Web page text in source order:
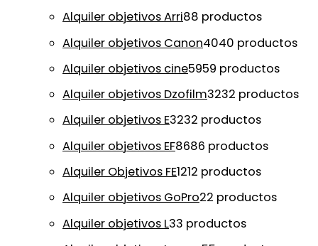
Alquiler objetivos Arri88 productos
Alquiler objetivos Canon4040 productos
Alquiler objetivos cine5959 productos
Alquiler objetivos Dzofilm3232 productos
Alquiler objetivos E3232 productos
Alquiler objetivos EF8686 productos
Alquiler Objetivos FE1212 productos
Alquiler objetivos GoPro22 productos
Alquiler objetivos L33 productos